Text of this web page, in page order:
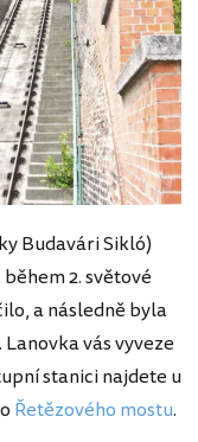
Budavári Sikló)
2. světové
a následně byla
vás vyveze
stanici najdete u
Řetězového mostu.